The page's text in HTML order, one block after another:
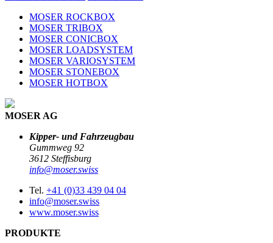
MOSER ROCKBOX
MOSER TRIBOX
MOSER CONICBOX
MOSER LOADSYSTEM
MOSER VARIOSYSTEM
MOSER STONEBOX
MOSER HOTBOX
MOSER AG
Kipper- und Fahrzeugbau
Gummweg 92
3612 Steffisburg
info@moser.swiss
Tel. +41 (0)33 439 04 04
info@moser.swiss
www.moser.swiss
PRODUKTE